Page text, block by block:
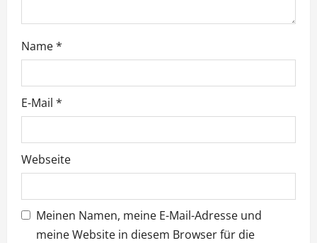
a
t
o
n
Name*
E-Mail *
Webseite
Meinen Namen, meine E-Mail-Adresse und
meine Website in diesem Browser für die